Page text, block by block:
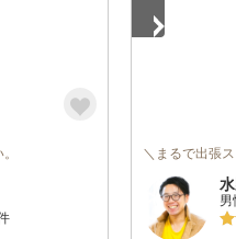
＼まるで出張